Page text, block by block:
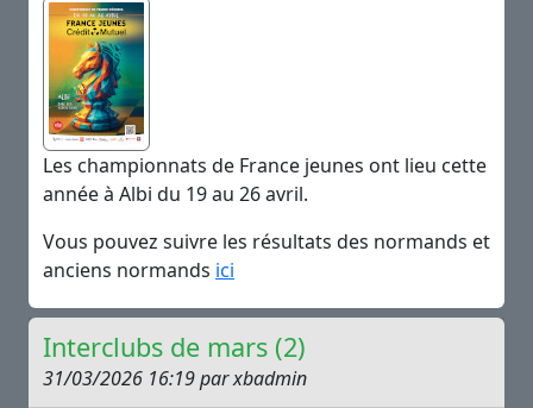
Les championnats de France jeunes ont lieu cette
année à Albi du 19 au 26 avril.
Vous pouvez suivre les résultats des normands et
anciens normands ici
Interclubs de mars (2)
31/03/2026 16:19 par xbadmin